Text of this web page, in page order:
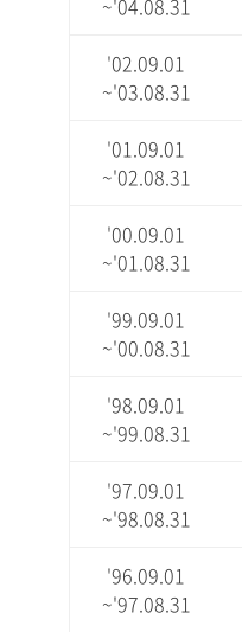
~'04.08.31
'02.09.01
~'03.08.31
'01.09.01
~'02.08.31
'00.09.01
~'01.08.31
'99.09.01
~'00.08.31
'98.09.01
~'99.08.31
'97.09.01
~'98.08.31
'96.09.01
~'97.08.31